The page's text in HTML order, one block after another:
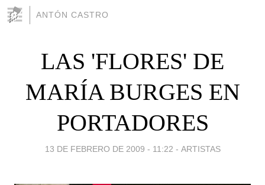
ANTÓN CASTRO
LAS 'FLORES' DE
MARÍA BURGES EN
PORTADORES
13 DE FEBRERO DE 2009 - 11:22 - ARTISTAS